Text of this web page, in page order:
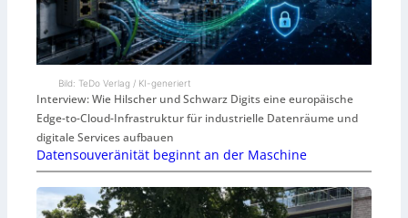
Bild: TeDo Verlag / KI-generiert
Interview: Wie Hilscher und Schwarz Digits eine europäische
Edge-to-Cloud-Infrastruktur für industrielle Datenräume und
digitale Services aufbauen
Datensouveränität beginnt an der Maschine